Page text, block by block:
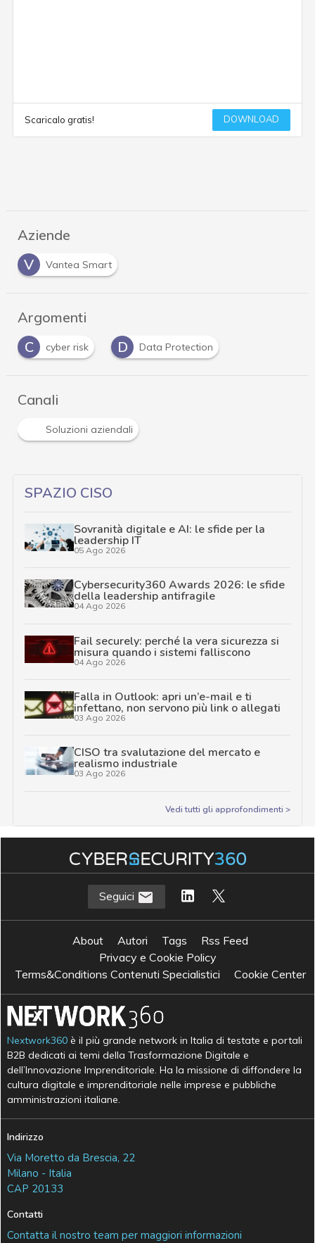
Scaricalo gratis! DOWNLOAD
Aziende
V
Vantea Smart
Argomenti
C
cyber risk D Data Protection
Canali
Soluzioni aziendali
SPAZIO CISO
Sovranità digitale e AI: le sfide per la
leadership IT
05 Ago 2026
Cybersecurity360 Awards 2026: le sfide
della leadership antifragile
04 Ago 2026
Fail securely: perché la vera sicurezza si
misura quando i sistemi falliscono
04 Ago 2026
Falla in Outlook: apri un’e-mail e ti
infettano, non servono più link o allegati
03 Ago 2026
CISO tra svalutazione del mercato e
realismo industriale
03 Ago 2026
Vedi tutti gli approfondimenti >
Seguici
About Autori Tags
Rss Feed
Privacy e Cookie Policy
Terms&Conditions Contenuti Specialistici
Cookie Center
Nextwork360 è il più grande network in Italia di testate e portali
B2B dedicati ai temi della Trasformazione Digitale e
dell’Innovazione Imprenditoriale. Ha la missione di diffondere la
cultura digitale e imprenditoriale nelle imprese e pubbliche
amministrazioni italiane.
Indirizzo
Via Moretto da Brescia, 22
Milano - Italia
CAP 20133
Contatti
Contatta il nostro team per maggiori informazioni